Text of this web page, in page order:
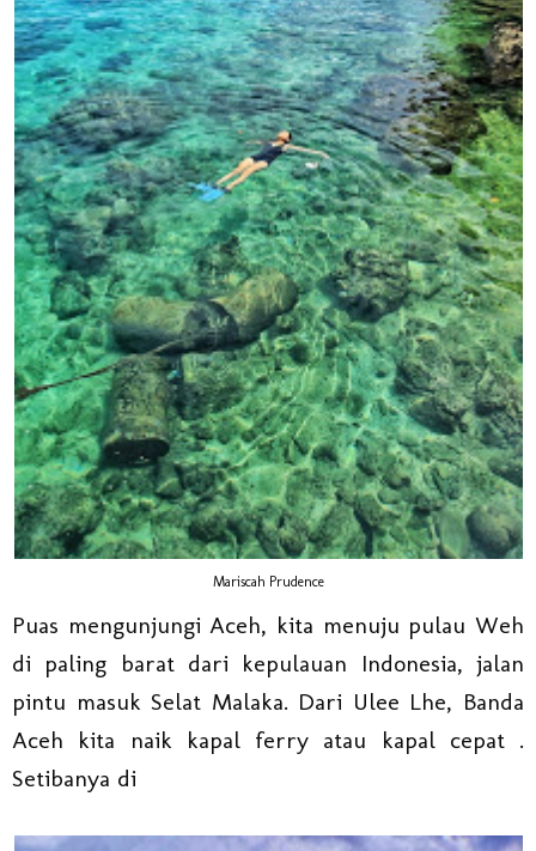
Mariscah Prudence
Puas mengunjungi Aceh, kita menuju pulau Weh
di paling barat dari kepulauan Indonesia, jalan
pintu masuk Selat Malaka. Dari Ulee Lhe, Banda
Aceh kita naik kapal ferry atau kapal cepat .
Setibanya di